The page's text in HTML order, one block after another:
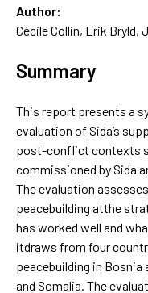
Author:
Cécile Collin, Erik Bryld,
Summary
This report presents a
evaluation of Sida’s
post-conflict contexts
commissioned by Sida
The evaluation
peacebuilding atthe
has worked well and
itdraws from four
peacebuilding in Bosnia
and Somalia. The